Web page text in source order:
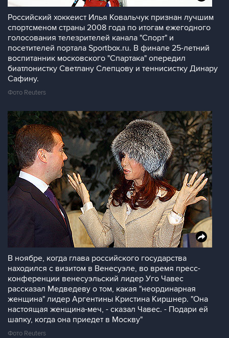
Российский хоккеист Илья Ковальчук признан лучшим
спортсменом страны 2008 года по итогам ежегодного
голосования телезрителей канала "Спорт" и
посетителей портала Sportbox.ru. В финале 25-летний
воспитанник московского "Спартака" опередил
биатлонистку Светлану Слепцову и теннисистку Динару
Сафину.
Фото Reuters
В ноябре, когда глава российского государства
находился с визитом в Венесуэле, во время пресс-
конференции венесуэльский лидер Уго Чавес
рассказал Медведеву о том, какая "неординарная
женщина" лидер Аргентины Кристина Киршнер. "Она
настоящая женщина-меч, - сказал Чавес. - Подари ей
шапку, когда она приедет в Москву"
Фото Reuters